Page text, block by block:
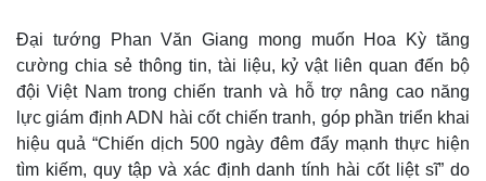
Đại tướng Phan Văn Giang mong muốn Hoa Kỳ tăng
cường chia sẻ thông tin, tài liệu, kỷ vật liên quan đến bộ
đội Việt Nam trong chiến tranh và hỗ trợ nâng cao năng
lực giám định ADN hài cốt chiến tranh, góp phần triển khai
hiệu quả “Chiến dịch 500 ngày đêm đẩy mạnh thực hiện
tìm kiếm, quy tập và xác định danh tính hài cốt liệt sĩ” do